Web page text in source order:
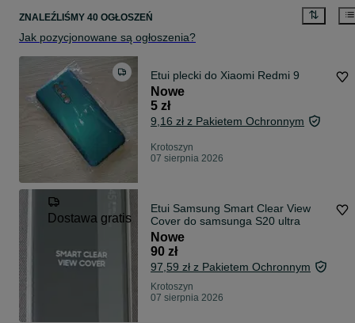
ZNALEŹLIŚMY 40 OGŁOSZEŃ
Jak pozycjonowane są ogłoszenia?
Etui plecki do Xiaomi Redmi 9
Nowe
5 zł
9,16 zł z Pakietem Ochronnym
Krotoszyn
07 sierpnia 2026
Dostawa gratis
Etui Samsung Smart Clear View
Cover do samsunga S20 ultra
Nowe
90 zł
97,59 zł z Pakietem Ochronnym
Krotoszyn
07 sierpnia 2026